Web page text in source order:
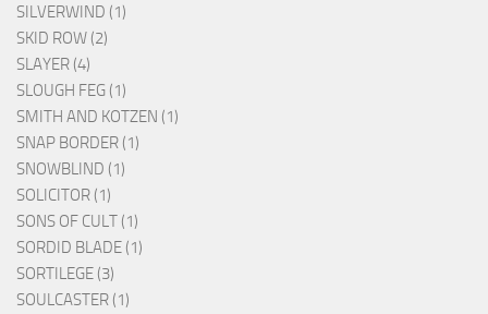
SILVERWIND (1)
SKID ROW (2)
SLAYER (4)
SLOUGH FEG (1)
SMITH AND KOTZEN (1)
SNAP BORDER (1)
SNOWBLIND (1)
SOLICITOR (1)
SONS OF CULT (1)
SORDID BLADE (1)
SORTILEGE (3)
SOULCASTER (1)